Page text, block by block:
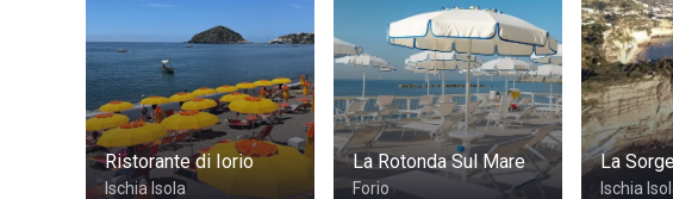
Ristorante di Iorio
Ischia Isola
La Rotonda Sul Mare
Forio
La
Ischia